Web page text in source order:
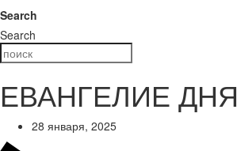
Search
Search
ЕВАНГЕЛИЕ ДНЯ
28 января, 2025